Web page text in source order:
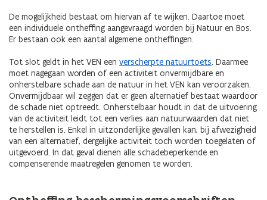
De mogelijkheid bestaat om hiervan af te wijken. Daartoe moet
een individuele ontheffing aangevraagd worden bij Natuur en Bos.
Er bestaan ook een aantal algemene ontheffingen.
Tot slot geldt in het VEN een verscherpte natuurtoets. Daarmee
moet nagegaan worden of een activiteit onvermijdbare en
onherstelbare schade aan de natuur in het VEN kan veroorzaken.
Onvermijdbaar wil zeggen dat er geen alternatief bestaat waardoor
de schade niet optreedt. Onherstelbaar houdt in dat de uitvoering
van de activiteit leidt tot een verlies aan natuurwaarden dat niet
te herstellen is. Enkel in uitzonderlijke gevallen kan, bij afwezigheid
van een alternatief, dergelijke activiteit toch worden toegelaten of
uitgevoerd. In dat geval dienen alle schadebeperkende en
compenserende maatregelen genomen te worden.